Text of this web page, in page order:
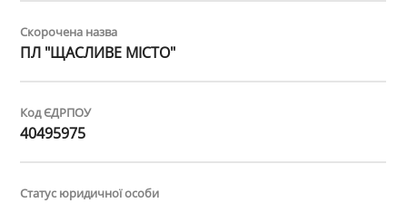
Скорочена назва
ПЛ "ЩАСЛИВЕ МІСТО"
Код ЄДРПОУ
40495975
Статус юридичної особи